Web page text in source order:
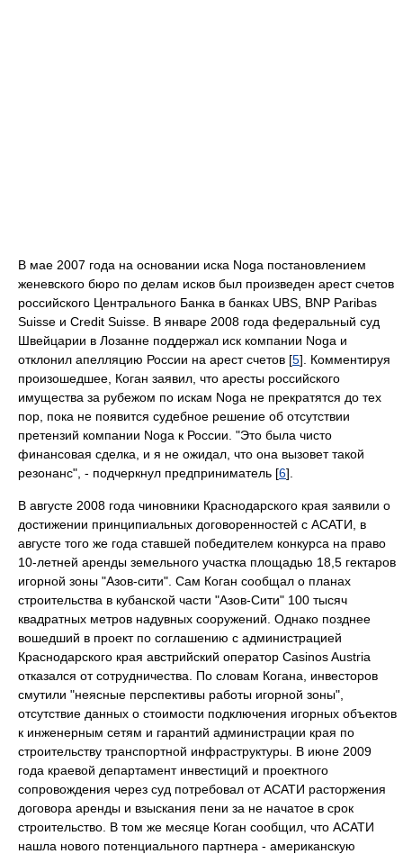
В мае 2007 года на основании иска Noga постановлением
женевского бюро по делам исков был произведен арест счетов
российского Центрального Банка в банках UBS, BNP Paribas
Suisse и Credit Suisse. В январе 2008 года федеральный суд
Швейцарии в Лозанне поддержал иск компании Noga и
отклонил апелляцию России на арест счетов [5]. Комментируя
произошедшее, Коган заявил, что аресты российского
имущества за рубежом по искам Noga не прекратятся до тех
пор, пока не появится судебное решение об отсутствии
претензий компании Noga к России. "Это была чисто
финансовая сделка, и я не ожидал, что она вызовет такой
резонанс", - подчеркнул предприниматель [6].
В августе 2008 года чиновники Краснодарского края заявили о
достижении принципиальных договоренностей с АСАТИ, в
августе того же года ставшей победителем конкурса на право
10-летней аренды земельного участка площадью 18,5 гектаров
игорной зоны "Азов-сити". Сам Коган сообщал о планах
строительства в кубанской части "Азов-Сити" 100 тысяч
квадратных метров надувных сооружений. Однако позднее
вошедший в проект по соглашению с администрацией
Краснодарского края австрийский оператор Casinos Austria
отказался от сотрудничества. По словам Когана, инвесторов
смутили "неясные перспективы работы игорной зоны",
отсутствие данных о стоимости подключения игорных объектов
к инженерным сетям и гарантий администрации края по
строительству транспортной инфраструктуры. В июне 2009
года краевой департамент инвестиций и проектного
сопровождения через суд потребовал от АСАТИ расторжения
договора аренды и взыскания пени за не начатое в срок
строительство. В том же месяце Коган сообщил, что АСАТИ
нашла нового потенциального партнера - американскую